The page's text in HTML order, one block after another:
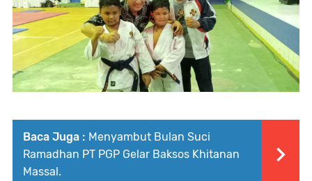
Baca Juga : Menyambut Bulan Suci
Ramadhan PT PGP Gelar Baksos Khitanan
Massal.